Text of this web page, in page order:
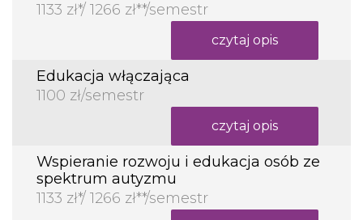
1133 zł*/ 1266 zł**/semestr
czytaj opis
Edukacja włączająca
1100 zł/semestr
czytaj opis
Wspieranie rozwoju i edukacja osób ze
spektrum autyzmu
1133 zł*/ 1266 zł**/semestr